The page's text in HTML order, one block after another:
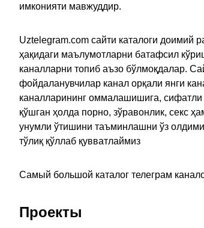
имконияти мавжуддир.
Uztelegram.com сайти каталоги доимий
ҳақидаги маълумотларни батафсил
каналларни топиб аъзо бўлмоқдалар.
фойдаланувчилар канал орқали янги
каналларининг оммалашишига, сифатли
қўшган ҳолда порно, зўравонлик, секс
унумли ўтишини таъминлашни ўз
тўлиқ қўллаб қувватлаймиз
Самый большой каталог телеграм
Проекты